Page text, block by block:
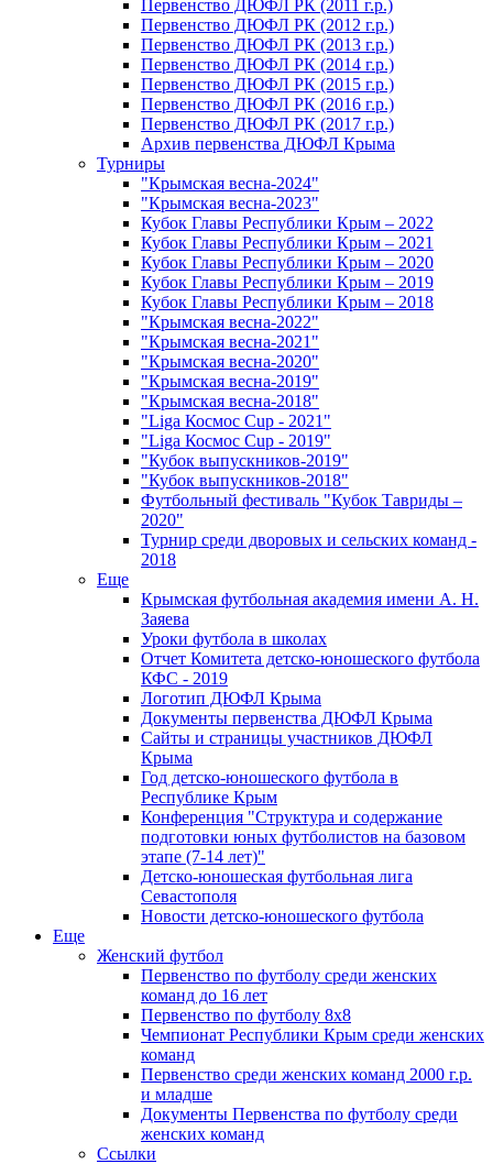
Первенство ДЮФЛ РК (2011 г.р.)
Первенство ДЮФЛ РК (2012 г.р.)
Первенство ДЮФЛ РК (2013 г.р.)
Первенство ДЮФЛ РК (2014 г.р.)
Первенство ДЮФЛ РК (2015 г.р.)
Первенство ДЮФЛ РК (2016 г.р.)
Первенство ДЮФЛ РК (2017 г.р.)
Архив первенства ДЮФЛ Крыма
Турниры
"Крымская весна-2024"
"Крымская весна-2023"
Кубок Главы Республики Крым – 2022
Кубок Главы Республики Крым – 2021
Кубок Главы Республики Крым – 2020
Кубок Главы Республики Крым – 2019
Кубок Главы Республики Крым – 2018
"Крымская весна-2022"
"Крымская весна-2021"
"Крымская весна-2020"
"Крымская весна-2019"
"Крымская весна-2018"
"Liga Космос Cup - 2021"
"Liga Космос Cup - 2019"
"Кубок выпускников-2019"
"Кубок выпускников-2018"
Футбольный фестиваль "Кубок Тавриды –
2020"
Турнир среди дворовых и сельских команд -
2018
Еще
Крымская футбольная академия имени А. Н.
Заяева
Уроки футбола в школах
Отчет Комитета детско-юношеского футбола
КФС - 2019
Логотип ДЮФЛ Крыма
Документы первенства ДЮФЛ Крыма
Сайты и страницы участников ДЮФЛ
Крыма
Год детско-юношеского футбола в
Республике Крым
Конференция "Структура и содержание
подготовки юных футболистов на базовом
этапе (7-14 лет)"
Детско-юношеская футбольная лига
Севастополя
Новости детско-юношеского футбола
Еще
Женский футбол
Первенство по футболу среди женских
команд до 16 лет
Первенство по футболу 8х8
Чемпионат Республики Крым среди женских
команд
Первенство среди женских команд 2000 г.р.
и младше
Документы Первенства по футболу среди
женских команд
Ссылки